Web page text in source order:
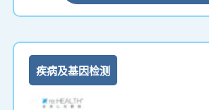
疾病及基因检测